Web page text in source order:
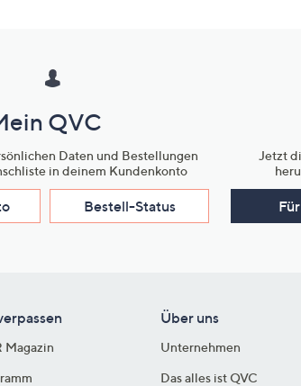
QVC
Daten und Bestellungen
in deinem Kundenkonto
Bestell-Status
Jetzt
Magazin
Über uns
Unternehmen
Das alles ist QVC